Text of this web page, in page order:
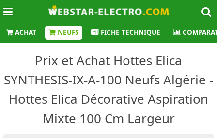
ACHAT NEUFS FICHE TECHNIQUE
Prix et Achat Hottes Elica
SYNTHESIS-IX-A-100 Neufs Algérie -
Hottes Elica Décorative Aspiration
Mixte 100 Cm Largeur